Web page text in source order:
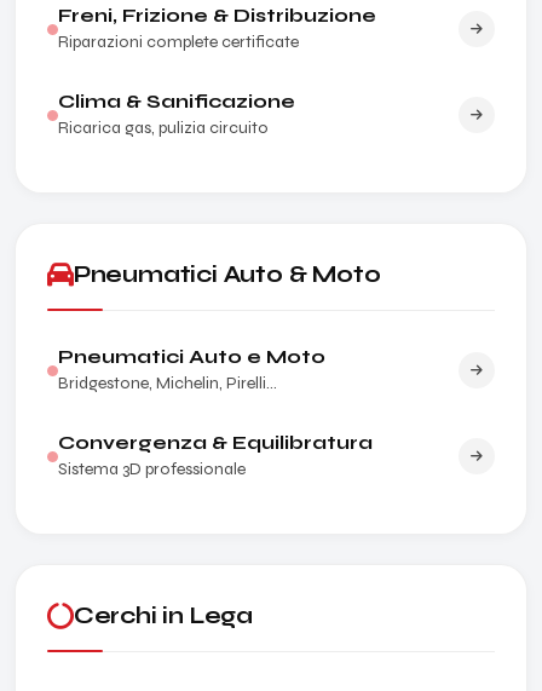
Freni, Frizione & Distribuzione
Riparazioni complete certificate
Clima & Sanificazione
Ricarica gas, pulizia circuito
Pneumatici Auto & Moto
Pneumatici Auto e Moto
Bridgestone, Michelin, Pirelli...
Convergenza & Equilibratura
Sistema 3D professionale
Cerchi in Lega